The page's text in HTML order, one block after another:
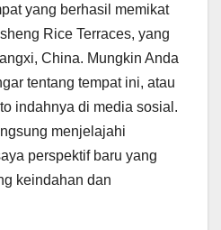
yang berhasil memikat
Rice Terraces, yang
China. Mungkin Anda
tentang tempat ini, atau
indahnya di media sosial.
menjelajahi
perspektif baru yang
keindahan dan